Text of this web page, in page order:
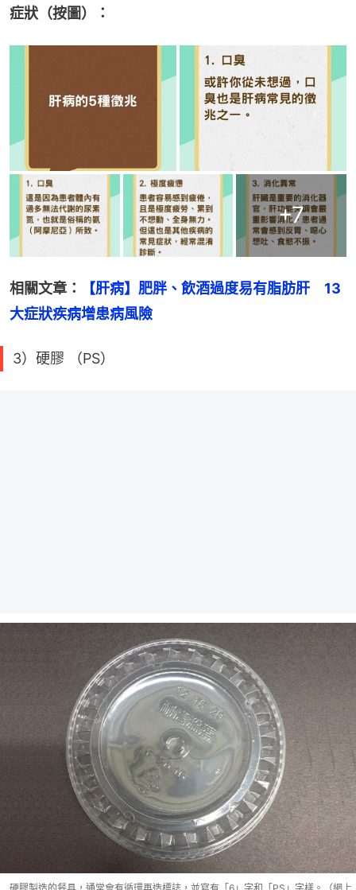
症狀（按圖）：
+7
相關文章：
【肝病】肥胖、飲酒過度易有脂肪肝　13
大症狀疾病增患病風險
3）硬膠 （PS）